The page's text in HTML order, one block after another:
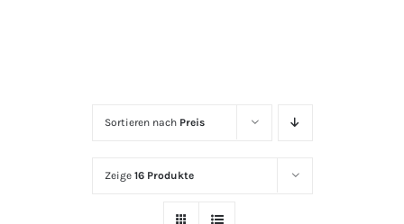
Sortieren nach Preis
Zeige 16 Produkte